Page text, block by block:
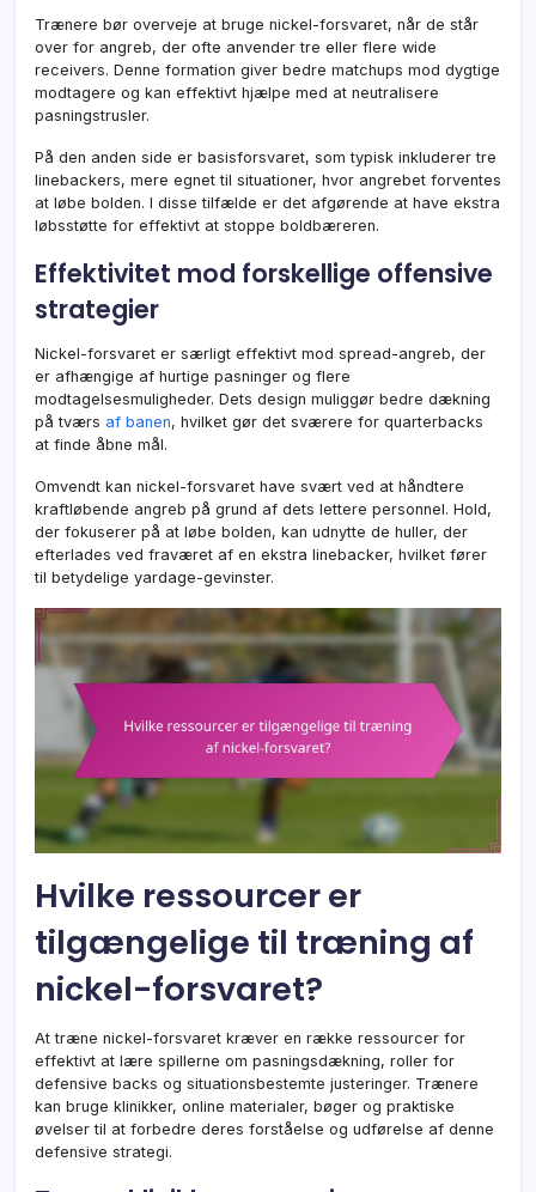
Trænere bør overveje at bruge nickel-forsvaret, når de står
over for angreb, der ofte anvender tre eller flere wide
receivers. Denne formation giver bedre matchups mod dygtige
modtagere og kan effektivt hjælpe med at neutralisere
pasningstrusler.
På den anden side er basisforsvaret, som typisk inkluderer tre
linebackers, mere egnet til situationer, hvor angrebet forventes
at løbe bolden. I disse tilfælde er det afgørende at have ekstra
løbsstøtte for effektivt at stoppe boldbæreren.
Effektivitet mod forskellige offensive
strategier
Nickel-forsvaret er særligt effektivt mod spread-angreb, der
er afhængige af hurtige pasninger og flere
modtagelsesmuligheder. Dets design muliggør bedre dækning
på tværs af banen, hvilket gør det sværere for quarterbacks
at finde åbne mål.
Omvendt kan nickel-forsvaret have svært ved at håndtere
kraftløbende angreb på grund af dets lettere personnel. Hold,
der fokuserer på at løbe bolden, kan udnytte de huller, der
efterlades ved fraværet af en ekstra linebacker, hvilket fører
til betydelige yardage-gevinster.
Hvilke ressourcer er
tilgængelige til træning af
nickel-forsvaret?
At træne nickel-forsvaret kræver en række ressourcer for
effektivt at lære spillerne om pasningsdækning, roller for
defensive backs og situationsbestemte justeringer. Trænere
kan bruge klinikker, online materialer, bøger og praktiske
øvelser til at forbedre deres forståelse og udførelse af denne
defensive strategi.